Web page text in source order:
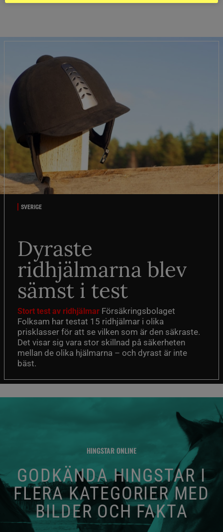
SVERIGE
Dyraste
ridhjälmarna blev
sämst i test
Stort test av ridhjälmar Försäkringsbolaget
Folksam har testat 15 ridhjälmar i olika
prisklasser för att se vilken som är den säkraste.
Det visar sig vara stor skillnad på säkerheten
mellan de olika hjälmarna – och dyrast är inte
bäst.
HINGSTAR ONLINE
GODKÄNDA HINGSTAR I
FLERA KATEGORIER MED
BILDER OCH FAKTA